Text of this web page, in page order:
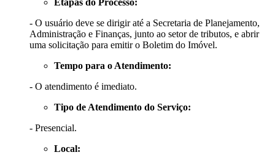
Etapas do Processo:
- O usuário deve se dirigir até a Secretaria de Planejamento,
Administração e Finanças, junto ao setor de tributos, e abrir
uma solicitação para emitir o Boletim do Imóvel.
Tempo para o Atendimento:
- O atendimento é imediato.
Tipo de Atendimento do Serviço:
- Presencial.
Local: